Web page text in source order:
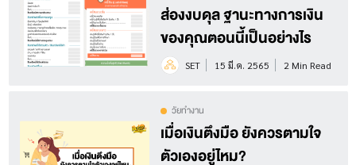
ส่องงบดุล ฐานะทางการเงิน
ของคุณตอนนี้เป็นอย่างไร
SET 15 มี.ค. 2565 2 Min Read
วัยทำงาน
เมื่อเงินตึงมือ ยังควรตามใจ
ตัวเองอยู่ไหม?